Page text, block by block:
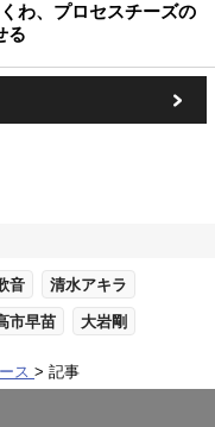
わ、プロセスチーズの
る
音 清水アキラ
市早苗 大岩剛
ス 記事